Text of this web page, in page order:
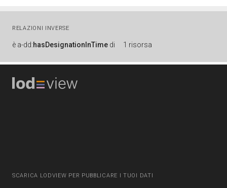
RELAZIONI INVERSE
è a-dd:hasDesignationInTime di 1 risorsa
SCARICA LODVIEW PER PUBBLICARE I TUOI DATI